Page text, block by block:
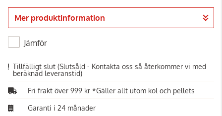
Mer produktinformation
Jämför
Tillfälligt slut (Slutsåld - Kontakta oss så återkommer vi med
beräknad leveranstid)
Fri frakt över 999 kr *Gäller allt utom kol och pellets
Garanti i 24 månader